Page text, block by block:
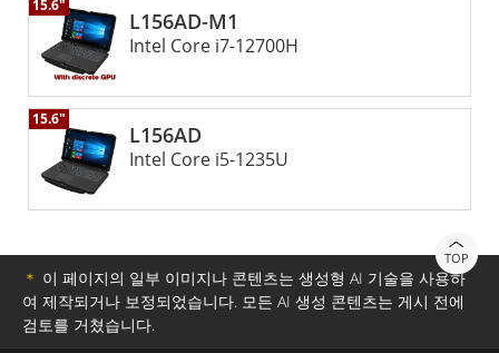
용하여 복잡한 작업을 손쉽게 처리하고 모든 작업에서 최적의
성능과 안정성을 보장할 수 있습니다.
L156AD-M1
15.6"
Intel Core i7-12700H
L156AD
15.6"
Intel Core i5-1235U
TOP
＊ 이 페이지의 일부 이미지나 콘텐츠는 생성형 AI 기술을 사용하
여 제작되거나 보정되었습니다. 모든 AI 생성 콘텐츠는 게시 전에
검토를 거쳤습니다.